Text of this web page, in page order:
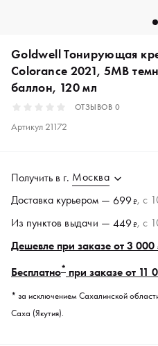
Goldwell Тонирующая
Colorance 2021, 5MB
баллон, 120 мл
ОТЗЫВОВ 0
Артикул 21172
Получить в г. Москва
Доставка курьером — 699₽, c
Из пунктов выдачи — 449₽, c
Дешевле при заказе от 3 000
Бесплатно* при заказе от 11
* за исключением Сахалинской
Саха (Якутия).